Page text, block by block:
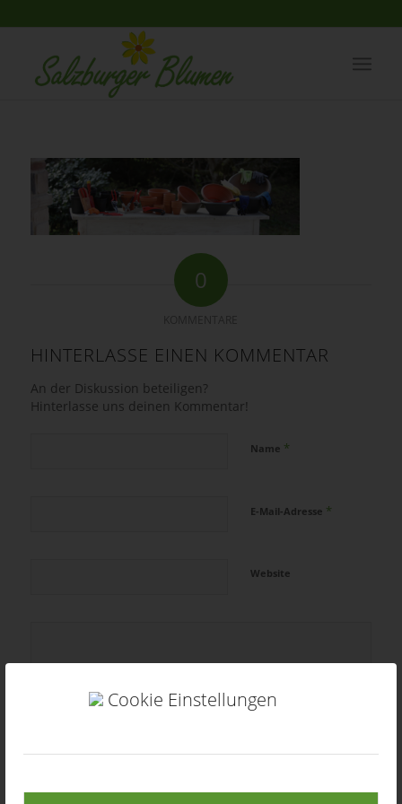
Cookie Einstellungen
0
HINTERLASSE EINEN KOMMENTAR
An der Diskussion beteiligen?
Hinterlasse uns deinen Kommentar!
Name *
E-Mail-Adresse *
Website